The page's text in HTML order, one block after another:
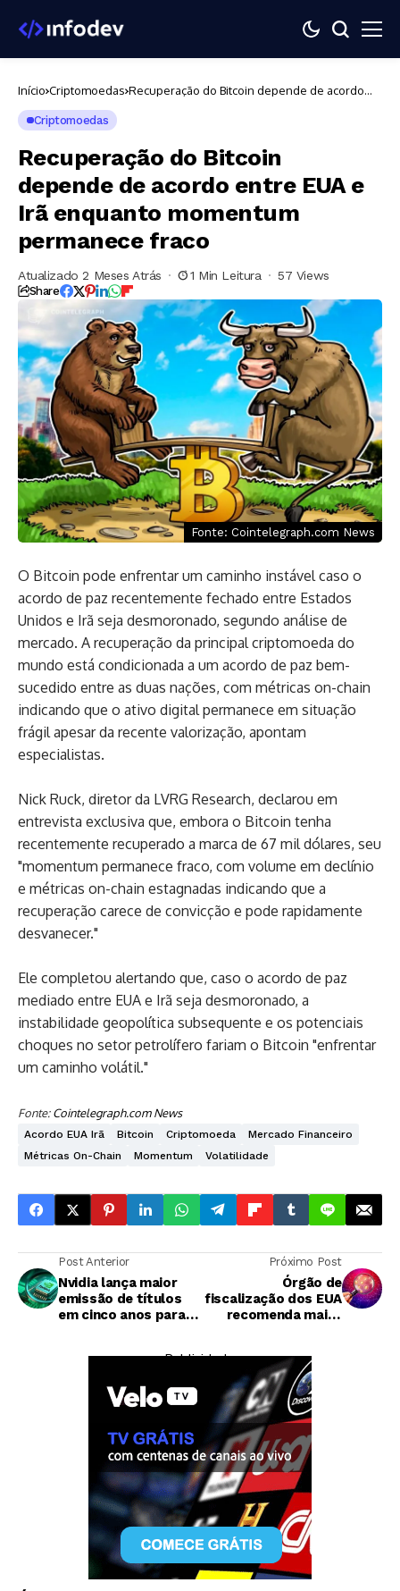
Início Criptomoedas Recuperação do Bitcoin depende de acordo
Criptomoedas
Recuperação do Bitcoin
depende de acordo entre EUA e
Irã enquanto momentum
permanece fraco
Atualizado 2 Meses Atrás 1 Min Leitura 57 Views
Share
Fonte: Cointelegraph.com News
O Bitcoin pode enfrentar um caminho instável caso o
acordo de paz recentemente fechado entre Estados
Unidos e Irã seja desmoronado, segundo análise de
mercado. A recuperação da principal criptomoeda do
mundo está condicionada a um acordo de paz bem-
sucedido entre as duas nações, com métricas on-chain
indicando que o ativo digital permanece em situação
frágil apesar da recente valorização, apontam
especialistas.
Nick Ruck, diretor da LVRG Research, declarou em
entrevista exclusiva que, embora o Bitcoin tenha
recentemente recuperado a marca de 67 mil dólares, seu
"momentum permanece fraco, com volume em declínio
e métricas on-chain estagnadas indicando que a
recuperação carece de convicção e pode rapidamente
desvanecer."
Ele completou alertando que, caso o acordo de paz
mediado entre EUA e Irã seja desmoronado, a
instabilidade geopolítica subsequente e os potenciais
choques no setor petrolífero fariam o Bitcoin "enfrentar
um caminho volátil."
Fonte:Cointelegraph.com News
Acordo EUA Irã Bitcoin Criptomoeda
Mercado Financeiro
Métricas On-Chain
Momentum Volatilidade
Post Anterior
Nvidia lança maior
emissão de títulos
em cinco anos para
Próximo Post
Órgão de
fiscalização dos EUA
recomenda maior
supervisionar riscos
do blockchain
— Publicidade —
Qual Notebook Comprar